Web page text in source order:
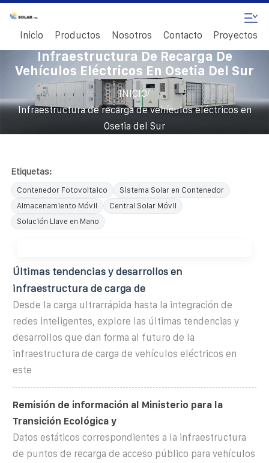
Inicio Productos Nosotros Contacto Proyectos
Infraestructura De Recarga De
Vehículos Eléctricos En Osetia Del Sur
INICIO/
Infraestructura de recarga de vehículos eléctricos en
Osetia del Sur
Etiquetas:
Contenedor Fotovoltaico
Sistema Solar en Contenedor
Almacenamiento Móvil
Central Solar Móvil
Solución Llave en Mano
Últimas tendencias y desarrollos en
infraestructura de carga de
Desde la carga ultrarrápida hasta la integración de
redes inteligentes, explore las últimas tendencias y
desarrollos que dan forma al futuro de la
infraestructura de carga de vehículos eléctricos en
este
Remisión de información al Ministerio para la
Transición Ecológica y
Datos estáticos correspondientes a la infraestructura
de puntos de recarga de acceso público para vehículos